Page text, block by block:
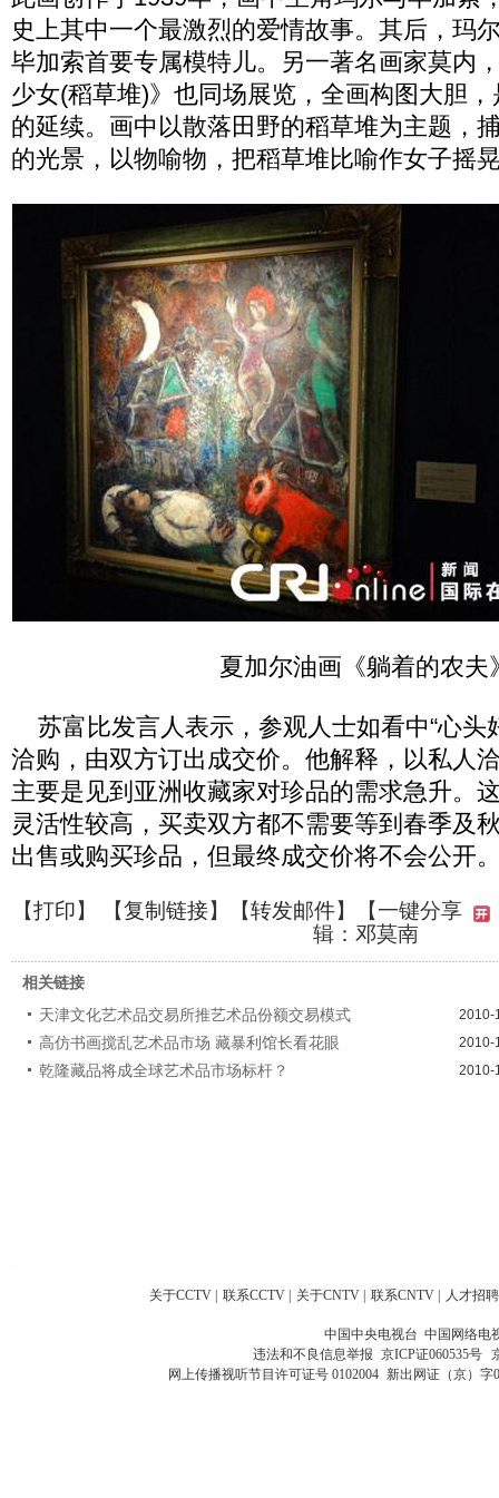
史上其中一个最激烈的爱情故事。其后，玛
毕加索首要专属模特儿。另一著名画家莫内
少女(稻草堆)》也同场展览，全画构图大胆，
的延续。画中以散落田野的稻草堆为主题，
的光景，以物喻物，把稻草堆比喻作女子摇
夏加尔油画《躺着的农夫
苏富比发言人表示，参观人士如看中“心头
洽购，由双方订出成交价。他解释，以私人
主要是见到亚洲收藏家对珍品的需求急升。
灵活性较高，买卖双方都不需要等到春季及
出售或购买珍品，但最终成交价将不会公开
【打印】 【复制链接】【转发邮件】
【一键分享
辑：邓莫南
相关链接
天津文化艺术品交易所推艺术品份额交易模式
2010-
高仿书画搅乱艺术品市场 藏暴利馆长看花眼 2010-
乾隆藏品将成全球艺术品市场标杆？ 2010-
关于CCTV | 联系CCTV | 关于CNTV | 联系CNTV | 人才招聘
中国中央电视台 中国网络电
违法和不良信息举报 京ICP证060535号
网上传播视听节目许可证号 0102004 新出网证（京）